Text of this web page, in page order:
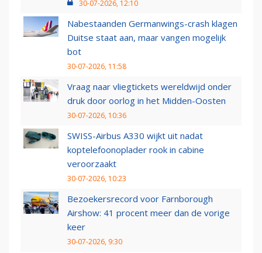
30-07-2026, 12:10
Nabestaanden Germanwings-crash klagen
Duitse staat aan, maar vangen mogelijk
bot
30-07-2026, 11:58
Vraag naar vliegtickets wereldwijd onder
druk door oorlog in het Midden-Oosten
30-07-2026, 10:36
SWISS-Airbus A330 wijkt uit nadat
koptelefoonoplader rook in cabine
veroorzaakt
30-07-2026, 10:23
Bezoekersrecord voor Farnborough
Airshow: 41 procent meer dan de vorige
keer
30-07-2026, 9:30